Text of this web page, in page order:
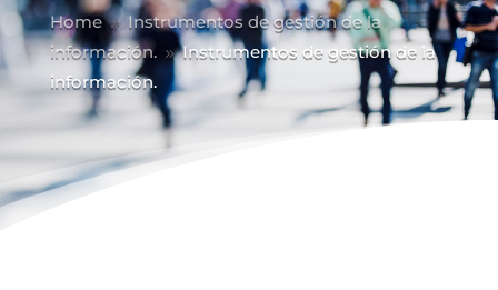
Home 9 Instrumentos de gestión de la
información. 9 Instrumentos de gestión de la
información.